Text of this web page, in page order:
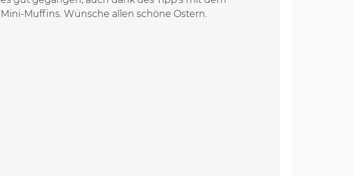
Muffins. Wünsche allen schöne Ostern.